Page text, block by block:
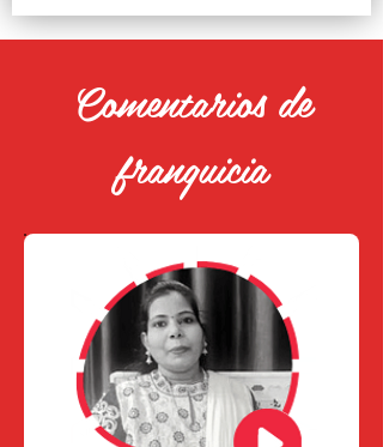
Comentarios de
franquicia